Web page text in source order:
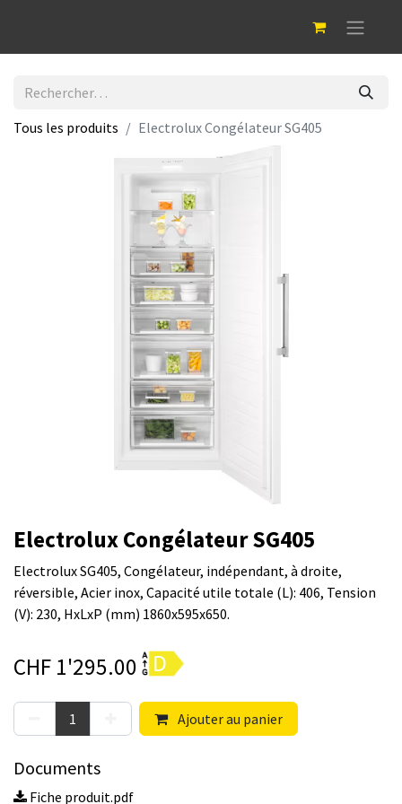
Tous les produits Electrolux Congélateur SG405
Electrolux Congélateur SG405
Electrolux SG405, Congélateur, indépendant, à droite,
réversible, Acier inox, Capacité utile totale (L): 406, Tension
(V): 230, HxLxP (mm) 1860x595x650.
CHF 1'295.00
Ajouter au panier
Documents
Fiche produit.pdf